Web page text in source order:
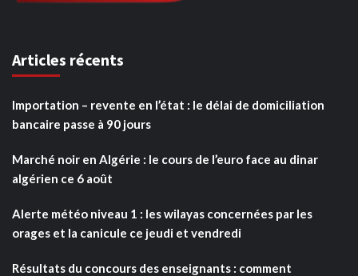
Articles récents
Importation – revente en l’état : le délai de domiciliation
bancaire passe à 90 jours
Marché noir en Algérie : le cours de l’euro face au dinar
algérien ce 6 août
Alerte météo niveau 1 : les wilayas concernées par les
orages et la canicule ce jeudi et vendredi
Résultats du concours des enseignants : comment